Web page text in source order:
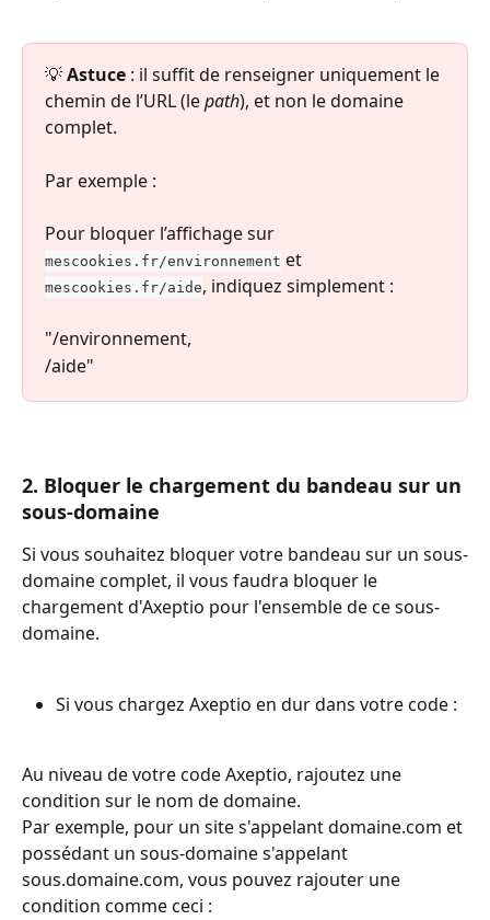
💡 Astuce : il suffit de renseigner uniquement le
chemin de l’URL (le path), et non le domaine
complet.
Par exemple :
Pour bloquer l’affichage sur
mescookies.fr/environnement et
mescookies.fr/aide, indiquez simplement :
"/environnement,
/aide"
2. Bloquer le chargement du bandeau sur un
sous-domaine
Si vous souhaitez bloquer votre bandeau sur un sous-
domaine complet, il vous faudra bloquer le
chargement d'Axeptio pour l'ensemble de ce sous-
domaine.
Si vous chargez Axeptio en dur dans votre code :
Au niveau de votre code Axeptio, rajoutez une
condition sur le nom de domaine.
Par exemple, pour un site s'appelant domaine.com et
possédant un sous-domaine s'appelant
sous.domaine.com, vous pouvez rajouter une
condition comme ceci :